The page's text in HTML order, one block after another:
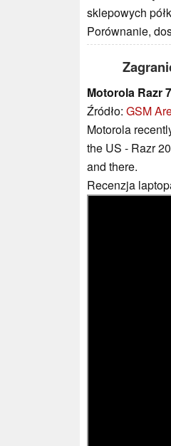
sklepowych
Porównanie,
Motorola Razr
Źródło: GSM
Motorola
the US - Razr
and there.
Recenzja